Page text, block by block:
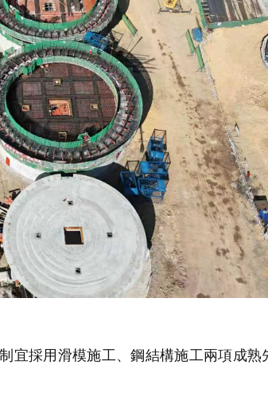
採用滑模施工、鋼結構施工兩項成熟